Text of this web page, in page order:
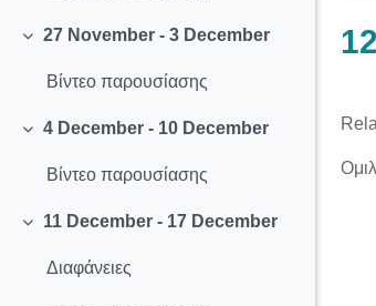
Collapse
27 November - 3 December
Βίντεο παρουσίασης
Collapse
4 December - 10 December
Βίντεο παρουσίασης
Collapse
11 December - 17 December
Διαφάνειες